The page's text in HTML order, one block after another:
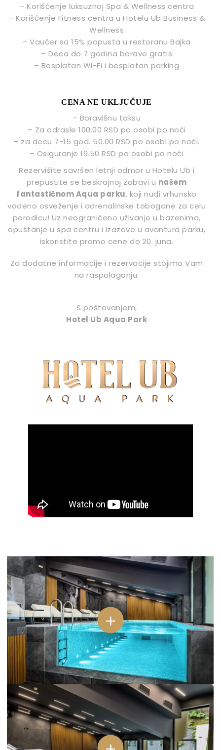
– Korišćenje luksuznoj Spa & Wellness centra
– Korišćenje Fitness centra u Hotelu Ub Business &
Wellness
– Vaučer sa 15% popusta u restoranu Bajka
– Deca do 7 godina borave gratis
– Besplatan Wi-Fi i besplatan parking
CENA NE UKLJUČUJE
– Boravišnu taksu
– Za odrasle 100.00 RSD po osobi po noći
– za decu 7-15 god. 50.00 RSD po osobi po noći.
– Osiguranje 19.50 RSD po osobi po noći
Rezervišite savršen letnji odmor u Hotelu Ub i
prepustite se beskrajnoj zabavi u našem
fantastičnom Aqua parku, koji nudi vrhunsko
vodeno osveženje i adrenalinske tobogane za celu
porodicu! Uz neograničeno uživanje u bazenima,
opuštanje u spa centru i izazove u avantura parku,
iskoristite promo cene do 20. juna.
Za dodatne informacije i rezervacije stojimo Vam
na raspolaganju.
S poštovanjem,
Hotel Ub Aqua Park